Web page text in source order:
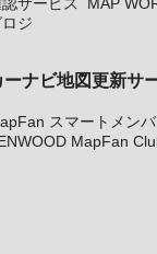
ジ
ーナビ地図更新サ
スマートメン
MapFan